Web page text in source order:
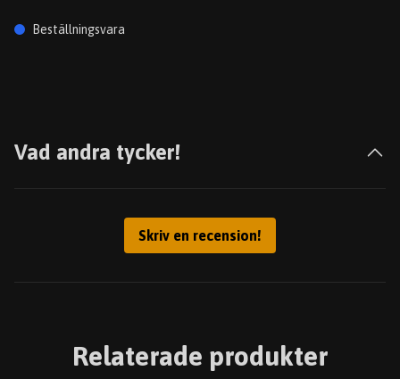
Beställningsvara
Vad andra tycker!
Skriv en recension!
Relaterade produkter